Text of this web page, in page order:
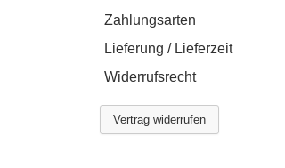
Zahlungsarten
Lieferung / Lieferzeit
Widerrufsrecht
Vertrag widerrufen